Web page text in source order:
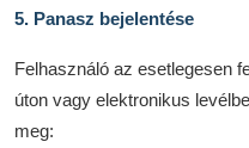
5. Panasz bejelentése
Felhasználó az esetlegesen
úton vagy elektronikus
meg: